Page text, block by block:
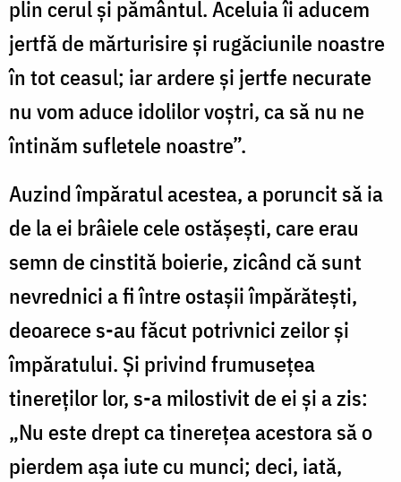
plin cerul și pământul. Aceluia îi aducem
jertfă de mărturisire și rugăciunile noastre
în tot ceasul; iar ardere și jertfe necurate
nu vom aduce idolilor voștri, ca să nu ne
întinăm sufletele noastre”.
Auzind împăratul acestea, a poruncit să ia
de la ei brâiele cele ostășești, care erau
semn de cinstită boierie, zicând că sunt
nevrednici a fi între ostașii împărătești,
deoarece s-au făcut potrivnici zeilor și
împăratului. Și privind frumusețea
tinereților lor, s-a milostivit de ei și a zis:
„Nu este drept ca tinerețea acestora să o
pierdem așa iute cu munci; deci, iată,